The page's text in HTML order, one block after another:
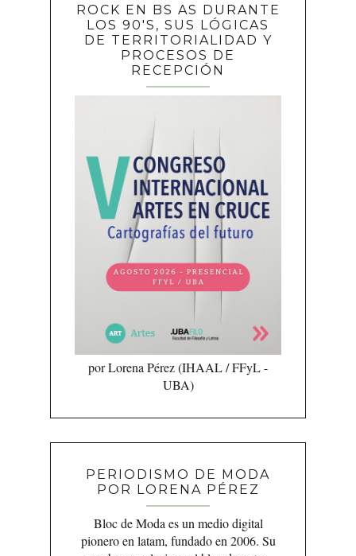
ROCK EN BS AS DURANTE
LOS 90'S, SUS LÓGICAS
DE TERRITORIALIDAD Y
PROCESOS DE
RECEPCIÓN
por Lorena Pérez (IHAAL / FFyL -
UBA)
PERIODISMO DE MODA
POR LORENA PÉREZ
Bloc de Moda es un medio digital
pionero en latam, fundado en 2006. Su